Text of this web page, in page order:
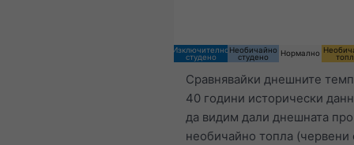
Изключително
студено
Необичайно
студено
Нормално
Сравнявайки днешните
40 години исторически
да видим дали днешната
необичайно топла (червени